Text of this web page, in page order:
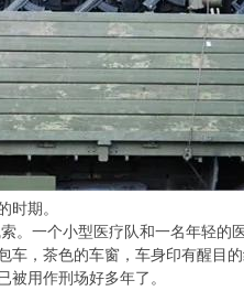
时期。
一个小型医疗队和一名年轻
，茶色的车窗，车身印有醒目
用作刑场好多年了。